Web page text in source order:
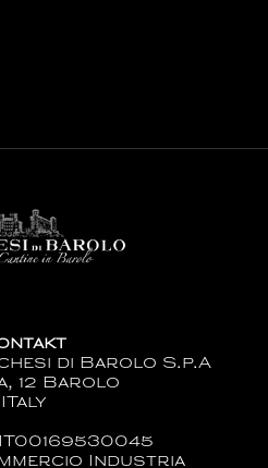
di Barolo S.p.A
12 Barolo
ITaly
IT00169530045
Industria